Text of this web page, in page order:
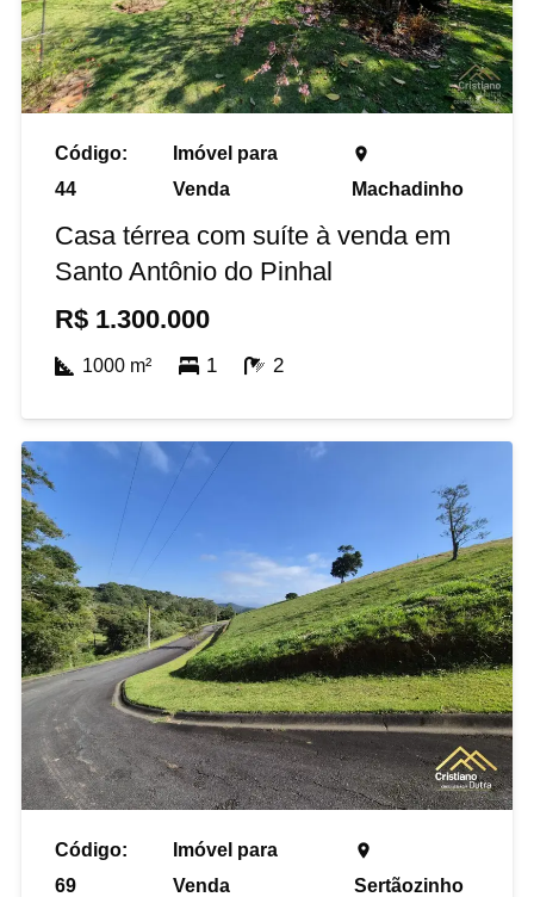
Código:
44
Imóvel para
Venda
place
Machadinho
Casa térrea com suíte à venda em
Santo Antônio do Pinhal
R$ 1.300.000
1000m² 1 2
Código:
69
Imóvel para
Venda
place
Sertãozinho